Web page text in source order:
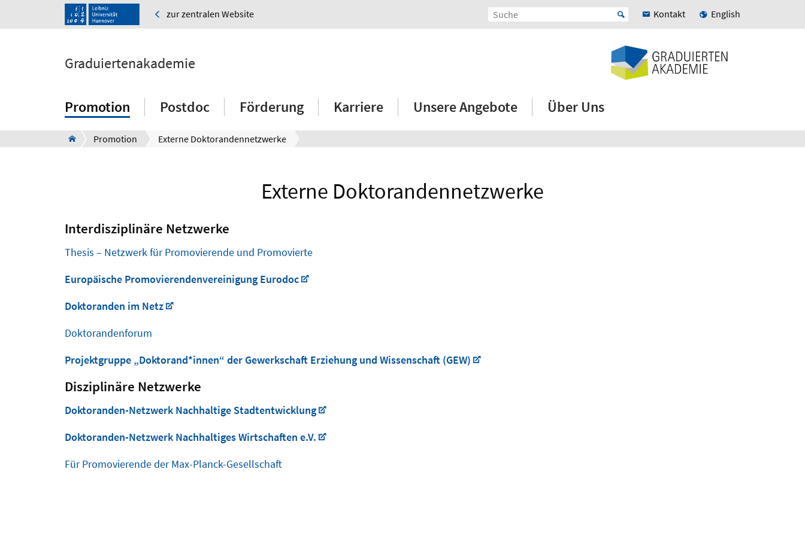
zur zentralen Website Kontakt English
Graduiertenakademie
Promotion Postdoc Förderung Karriere Unsere Angebote Über Uns
Promotion Externe Doktorandennetzwerke
Externe Doktorandennetzwerke
Interdisziplinäre Netzwerke
Thesis – Netzwerk für Promovierende und Promovierte
Europäische Promovierendenvereinigung Eurodoc
Doktoranden im Netz
Doktorandenforum
Projektgruppe „Doktorand*innen“ der Gewerkschaft Erziehung und Wissenschaft (GEW)
Disziplinäre Netzwerke
Doktoranden-Netzwerk Nachhaltige Stadtentwicklung
Doktoranden-Netzwerk Nachhaltiges Wirtschaften e.V.
Für Promovierende der Max-Planck-Gesellschaft